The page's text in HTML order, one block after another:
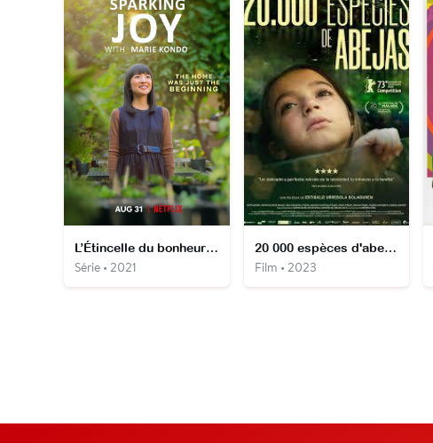
L’Étincelle du bonheur avec Marie Kondo
Série • 2021
20 000 espèces d'abeilles
Film • 2023